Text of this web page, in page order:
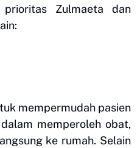
Zulmaeta dan
mempermudah pasien
memperoleh obat,
ke rumah. Selain